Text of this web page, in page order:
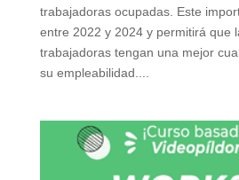
trabajadoras ocupadas. Este
entre 2022 y 2024 y permitirá que
trabajadoras tengan una mejor
su empleabilidad....